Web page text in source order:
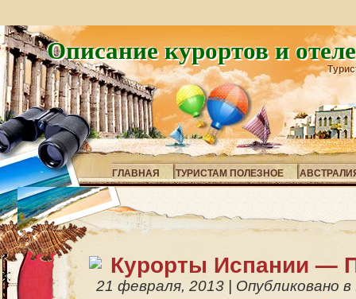
Описание курортов и
ГЛАВНАЯ ТУРИСТАМ ПОЛЕЗНОЕ
Курорты Испании —
21 февраля, 2013 Опубликовано в